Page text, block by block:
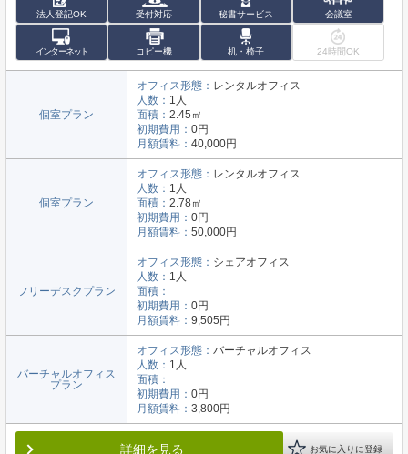
法人登記OK 受付対応 秘書サービス 会議室
インターネット コピー機 机・椅子 24時間OK
個室プラン
オフィス形態： レンタルオフィス
人数： 1人
面積： 2.45㎡
初期費用： 0円
月額賃料： 40,000円
個室プラン
オフィス形態： レンタルオフィス
人数： 1人
面積： 2.78㎡
初期費用： 0円
月額賃料： 50,000円
フリーデスクプラン
オフィス形態： シェアオフィス
人数： 1人
面積：
初期費用： 0円
月額賃料： 9,505円
バーチャルオフィス
プラン
オフィス形態： バーチャルオフィス
人数： 1人
面積：
初期費用： 0円
月額賃料： 3,800円
詳細を見る お気に入りに登録